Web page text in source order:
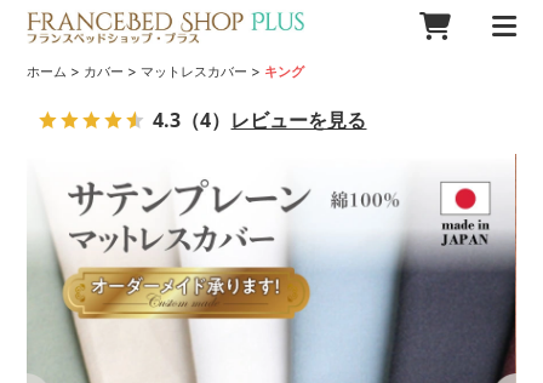
ホーム > カバー > マットレスカバー > キング
4.3 （4） レビューを見る